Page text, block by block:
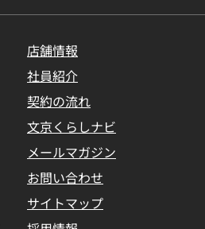
店舗情報
社員紹介
契約の流れ
文京くらしナビ
メールマガジン
お問い合わせ
サイトマップ